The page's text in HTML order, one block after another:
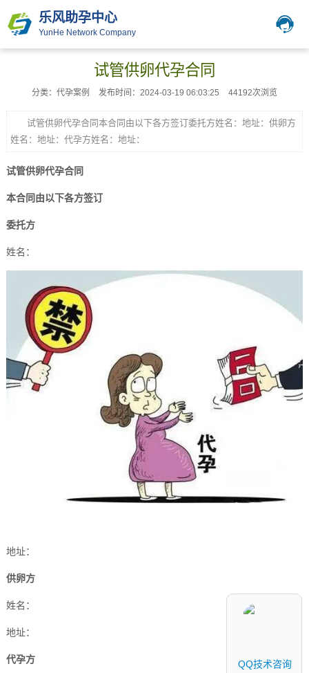
乐风助孕中心
YunHe Network Company
试管供卵代孕合同
分类：代孕案例 发布时间：2024-03-19 06:03:25 44192次浏览
试管供卵代孕合同本合同由以下各方签订委托方姓名：地址：供卵方
姓名：地址：代孕方姓名：地址：
试管供卵代孕合同
本合同由以下各方签订
委托方
姓名：
地址：
供卵方
姓名：
地址：
代孕方 QQ技术咨询
QQ技术咨询